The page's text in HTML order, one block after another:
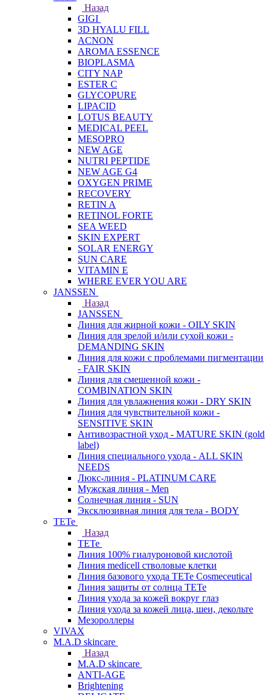
Назад
GIGI
3D HYALU FILL
ACNON
AROMA ESSENCE
BIOPLASMA
CITY NAP
ESTER C
GLYCOPURE
LIPACID
LOTUS BEAUTY
MEDICAL PEEL
MESOPRO
NEW AGE
NUTRI PEPTIDE
NEW AGE G4
OXYGEN PRIME
RECOVERY
RETIN A
RETINOL FORTE
SEA WEED
SKIN EXPERT
SOLAR ENERGY
SUN CARE
VITAMIN E
WHERE EVER YOU ARE
JANSSEN
Назад
JANSSEN
Линия для жирной кожи - OILY SKIN
Линия для зрелой и/или сухой кожи -
DEMANDING SKIN
Линия для кожи с проблемами пигментации
- FAIR SKIN
Линия для смешенной кожи -
COMBINATION SKIN
Линия для увлажнения кожи - DRY SKIN
Линия для чувствительной кожи -
SENSITIVE SKIN
Антивозрастной уход - MATURE SKIN (gold
label)
Линия специального ухода - ALL SKIN
NEEDS
Люкс-линия - PLATINUM CARE
Мужская линия - Men
Солнечная линия - SUN
Эксклюзивная линия для тела - BODY
TETe
Назад
TETe
Линия 100% гиалуроновой кислотой
Линия medicell стволовые клетки
Линия базового ухода TETe Cosmeceutical
Линия защиты от солнца TETe
Линия ухода за кожей вокруг глаз
Линия ухода за кожей лица, шеи, декольте
Мезороллеры
VIVAX
M.A.D skincare
Назад
M.A.D skincare
ANTI-AGE
Brightening